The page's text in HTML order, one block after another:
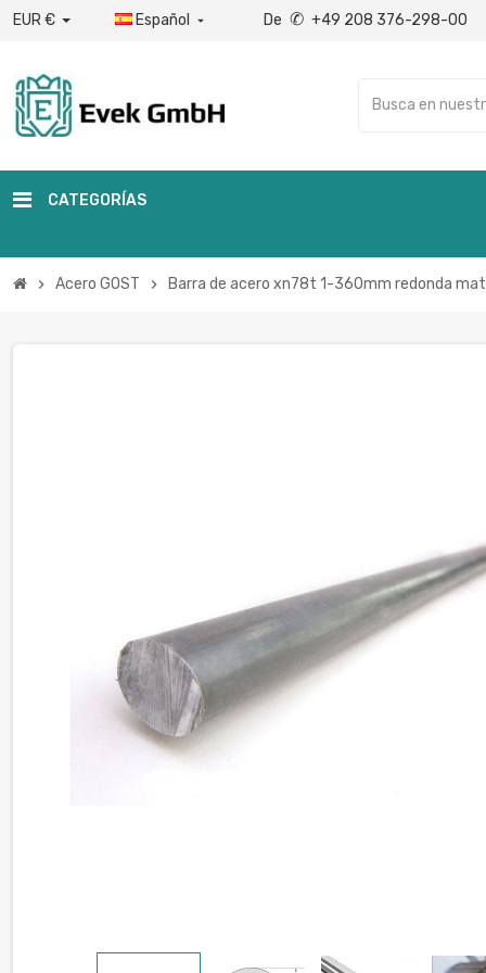
EUR € Español  De ✆ +49 208 376-298-00
CATEGORÍAS
chevron_right Acero GOST chevron_right Barra de acero xn78t 1-360mm redonda